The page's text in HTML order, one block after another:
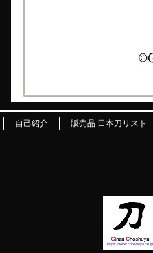
自己紹介 販売品 日本刀リスト